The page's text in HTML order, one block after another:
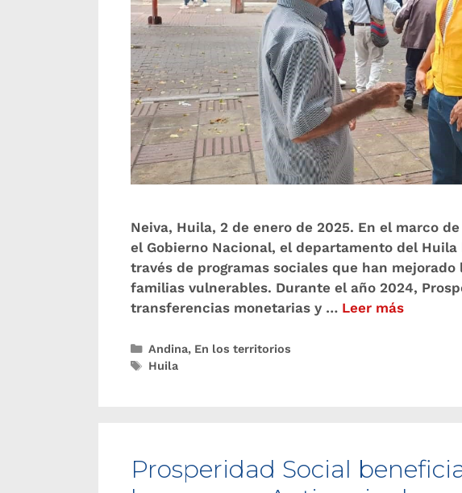
Neiva, Huila, 2 de enero de 2025. En el marco
el Gobierno Nacional, el departamento del
través de programas sociales que han
familias vulnerables. Durante el año 2024,
transferencias monetarias y … Leer más
Andina, En los territorios
Huila
Prosperidad Social